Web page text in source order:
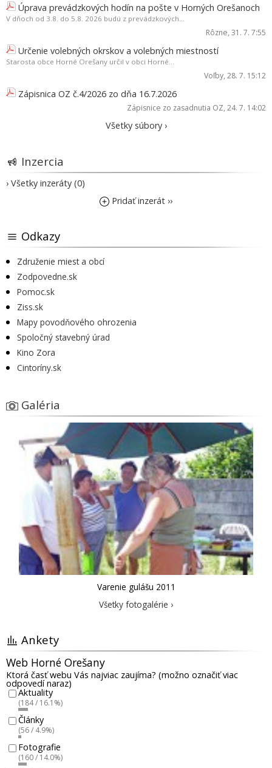
Úprava prevádzkových hodín na pošte v Horných Orešanoch
V dňoch od 3.8. do 5.8. 2026 budú z prevádzkových...
Rôzne, 31. 7. 7:55
Určenie volebných okrskov a volebných miestností
Starosta obce Horné Orešany určil v obci Horné...
Voľby, 28. 7. 15:12
Zápisnica OZ č.4/2026 zo dňa 16.7.2026
Zápisnice zo zasadnutia OZ, 24. 7. 14:02
Všetky súbory ›
Inzercia
› Všetky inzeráty (0)
Pridať inzerát ››
Odkazy
Združenie miest a obcí
Zodpovedne.sk
Pomoc.sk
Ziss.sk
Mapy povodňového ohrozenia
Spoločný stavebný úrad
Kino Zora
Cintoríny.sk
Galéria
Varenie gulášu 2011
Všetky fotogalérie ›
Ankety
Web Horné Orešany
Ktorá časť webu Vás najviac zaujíma? (možno označiť viac
odpovedí naraz)
Aktuality
(184 / 16.1%)
Články
(56 / 4.9%)
Fotografie
(160 / 14.0%)